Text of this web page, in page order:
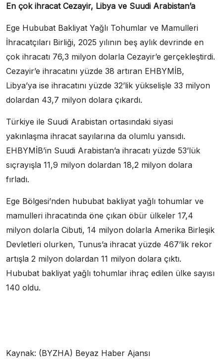
En çok ihracat Cezayir, Libya ve Suudi Arabistan’a
Ege Hububat Bakliyat Yağlı Tohumlar ve Mamulleri
İhracatçıları Birliği, 2025 yılının beş aylık devrinde en
çok ihracatı 76,3 milyon dolarla Cezayir’e gerçekleştirdi.
Cezayir’e ihracatını yüzde 38 artıran EHBYMİB,
Libya’ya ise ihracatını yüzde 32’lik yükselişle 33 milyon
dolardan 43,7 milyon dolara çıkardı.
Türkiye ile Suudi Arabistan ortasındaki siyasi
yakınlaşma ihracat sayılarına da olumlu yansıdı.
EHBYMİB’in Suudi Arabistan’a ihracatı yüzde 53’lük
sıçrayışla 11,9 milyon dolardan 18,2 milyon dolara
fırladı.
Ege Bölgesi’nden hububat bakliyat yağlı tohumlar ve
mamulleri ihracatında öne çıkan öbür ülkeler 17,4
milyon dolarla Cibuti, 14 milyon dolarla Amerika Birleşik
Devletleri olurken, Tunus’a ihracat yüzde 467’lik rekor
artışla 2 milyon dolardan 11 milyon dolara çıktı.
Hububat bakliyat yağlı tohumlar ihraç edilen ülke sayısı
140 oldu.
Kaynak: (BYZHA) Beyaz Haber Ajansı